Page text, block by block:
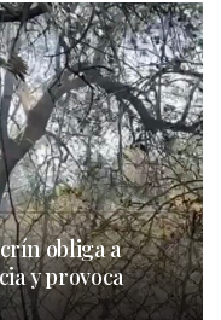
obliga a
y provoca